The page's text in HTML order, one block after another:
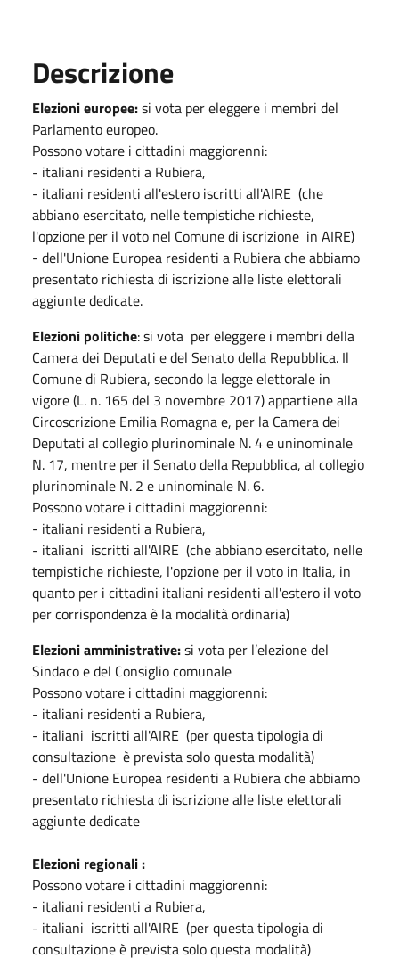
Descrizione
Elezioni europee:si vota per eleggere i membri del
Parlamento europeo.
Possono votare i cittadini maggiorenni:
- italiani residenti a Rubiera,
- italiani residenti all'estero iscritti all'AIRE (che
abbiano esercitato, nelle tempistiche richieste,
l'opzione per il voto nel Comune di iscrizione in AIRE)
- dell'Unione Europea residenti a Rubiera che abbiamo
presentato richiesta di iscrizione alle liste elettorali
aggiunte dedicate.
Elezioni politiche: si vota per eleggere i membri della
Camera dei Deputati e del Senato della Repubblica. Il
Comune di Rubiera, secondo la legge elettorale in
vigore (L. n. 165 del 3 novembre 2017) appartiene alla
Circoscrizione Emilia Romagna e, per la Camera dei
Deputati al collegio plurinominale N. 4 e uninominale
N. 17, mentre per il Senato della Repubblica, al collegio
plurinominale N. 2 e uninominale N. 6.
Possono votare i cittadini maggiorenni:
- italiani residenti a Rubiera,
- italiani iscritti all'AIRE (che abbiano esercitato, nelle
tempistiche richieste, l'opzione per il voto in Italia, in
quanto per i cittadini italiani residenti all'estero il voto
per corrispondenza è la modalità ordinaria)
Elezioni amministrative:si vota per l’elezione del
Sindaco e del Consiglio comunale
Possono votare i cittadini maggiorenni:
- italiani residenti a Rubiera,
- italiani iscritti all'AIRE (per questa tipologia di
consultazione è prevista solo questa modalità)
- dell'Unione Europea residenti a Rubiera che abbiamo
presentato richiesta di iscrizione alle liste elettorali
aggiunte dedicate
Elezioni regionali :
Possono votare i cittadini maggiorenni:
- italiani residenti a Rubiera,
- italiani iscritti all'AIRE (per questa tipologia di
consultazione è prevista solo questa modalità)